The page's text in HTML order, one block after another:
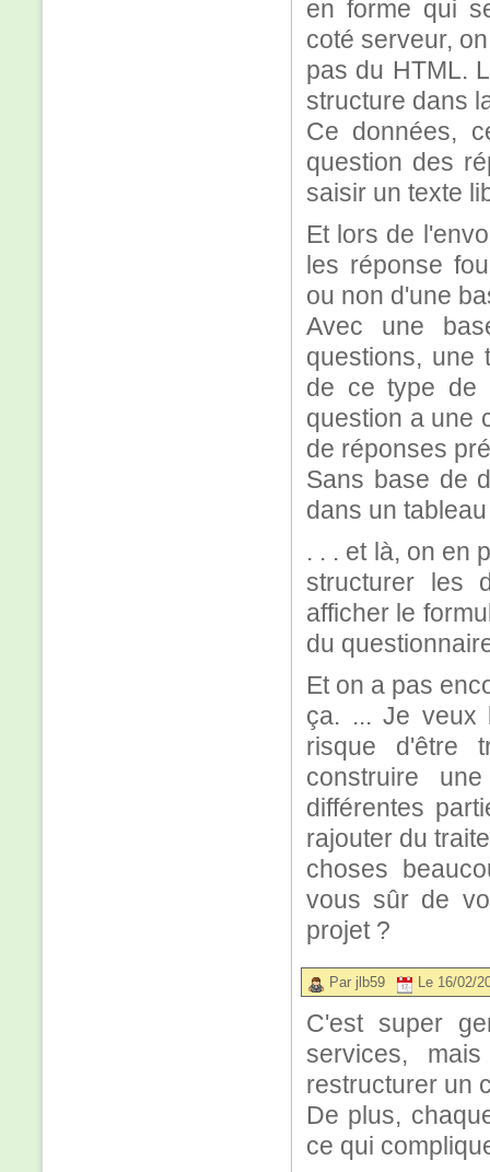
en forme qui
coté serveur,
pas du HTML.
structure dans
Ce données,
question des
saisir un texte
Et lors de
les réponse
ou non d'une
Avec une
questions, une
de ce type de
question a une
de réponses
Sans base de
dans un
. . . et là, on en
structurer les
afficher le
du
Et on a pas
ça. ... Je veux
risque d'être
construire
différentes
rajouter du
choses
vous sûr de
projet ?
Par jlb59 Le 16/02/
C'est super
services,
restructurer un
De plus,
ce qui